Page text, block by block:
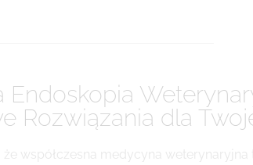
Endoskopia
Rozwiązania dla
współczesna medycyna weterynaryjna